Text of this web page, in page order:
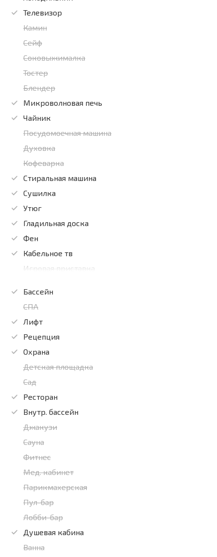
Телевизор
Камин
Сейф
Соковыжималка
Тостер
Блендер
Микроволновая печь
Чайник
Посудомоечная машина
Духовка
Кофеварка
Стиральная машина
Сушилка
Утюг
Гладильная доска
Фен
Кабельное тв
Игровая приставка
Бассейн
СПА
Лифт
Рецепция
Охрана
Детская площадка
Сад
Ресторан
Внутр. бассейн
Джакузи
Сауна
Фитнес
Мед. кабинет
Парикмахерская
Пул-бар
Лобби-бар
Душевая кабина
Ванна